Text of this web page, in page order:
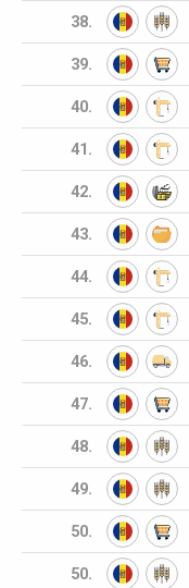
38.
39.
40.
41.
42.
43.
44.
45.
46.
47.
48.
49.
50.
50.